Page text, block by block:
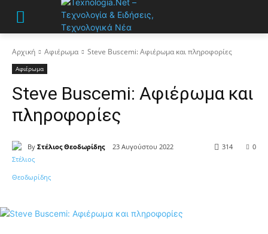
Αρχική Αφιέρωμα Steve Buscemi: Αφιέρωμα και πληροφορίες
Αφιέρωμα
Steve Buscemi: Αφιέρωμα και
πληροφορίες
By Στέλιος Θεοδωρίδης 23 Αυγούστου 2022 0
314